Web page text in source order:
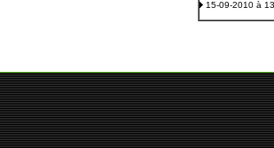
15-09-2010 à